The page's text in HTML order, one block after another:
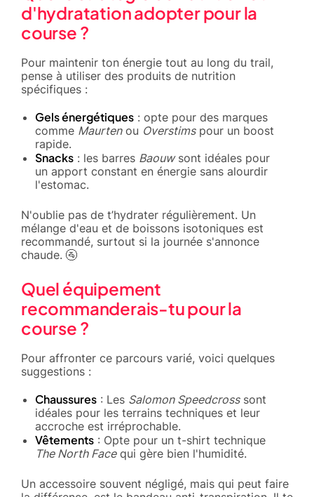
d'hydratation adopter pour la
course ?
Pour maintenir ton énergie tout au long du trail,
pense à utiliser des produits de nutrition
spécifiques :
Gels énergétiques : opte pour des marques
comme Maurtenou Overstimspour un boost
rapide.
Snacks : les barres Baouwsont idéales pour
un apport constant en énergie sans alourdir
l'estomac.
N'oublie pas de t’hydrater régulièrement. Un
mélange d'eau et de boissons isotoniques est
recommandé, surtout si la journée s'annonce
chaude. 🚰
Quel équipement
recommanderais-tu pour la
course ?
Pour affronter ce parcours varié, voici quelques
suggestions :
Chaussures : Les Salomon Speedcrosssont
idéales pour les terrains techniques et leur
accroche est irréprochable.
Vêtements : Opte pour un t-shirt technique
The North Facequi gère bien l'humidité.
Un accessoire souvent négligé, mais qui peut faire